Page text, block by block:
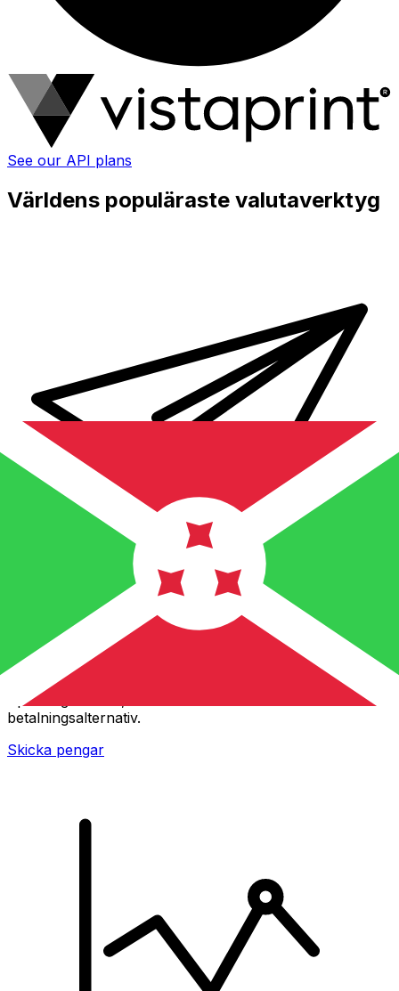
See our API plans
Världens populäraste valutaverktyg
XE Internationella valutaöverföringar
Skicka pengar online snabbt, säkert och enkelt.
Spårning i realtid, notiser och flexibla leverans- och
betalningsalternativ.
Skicka pengar